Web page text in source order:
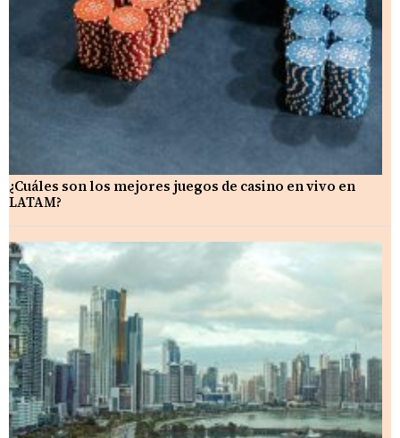
¿Cuáles son los mejores juegos de casino en vivo en
LATAM?